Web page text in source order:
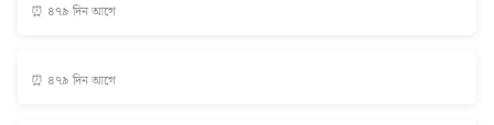
⏰ ৪৭৯ দিন আগে
⏰ ৪৭৯ দিন আগে